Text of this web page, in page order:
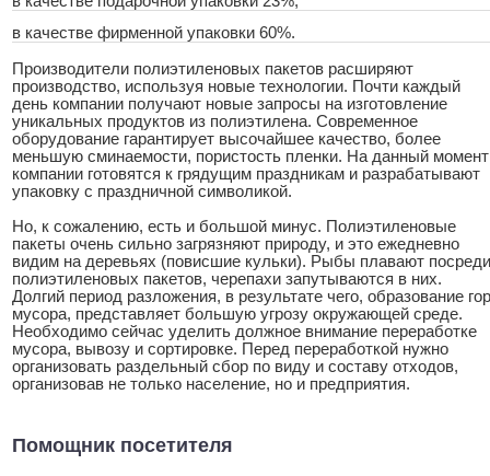
в качестве фирменной упаковки 60%.
Производители полиэтиленовых пакетов расширяют
производство, используя новые технологии. Почти каждый
день компании получают новые запросы на изготовление
уникальных продуктов из полиэтилена. Современное
оборудование гарантирует высочайшее качество, более
меньшую сминаемости, пористость пленки. На данный момент
компании готовятся к грядущим праздникам и разрабатывают
упаковку с праздничной символикой.
Но, к сожалению, есть и большой минус. Полиэтиленовые
пакеты очень сильно загрязняют природу, и это ежедневно
видим на деревьях (повисшие кульки). Рыбы плавают посреди
полиэтиленовых пакетов, черепахи запутываются в них.
Долгий период разложения, в результате чего, образование гор
мусора, представляет большую угрозу окружающей среде.
Необходимо сейчас уделить должное внимание переработке
мусора, вывозу и сортировке. Перед переработкой нужно
организовать раздельный сбор по виду и составу отходов,
организовав не только население, но и предприятия.
Помощник посетителя